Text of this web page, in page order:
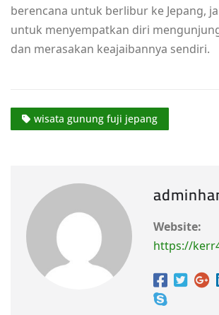
berencana untuk berlibur ke Jepang,
untuk menyempatkan diri
dan merasakan keajaibannya sendiri.
wisata gunung fuji jepang
Website:
https://